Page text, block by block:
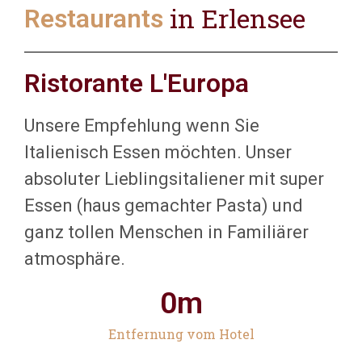
Restaurants in Erlensee
Ristorante L'Europa
Unsere Empfehlung wenn Sie
Italienisch Essen möchten. Unser
absoluter Lieblingsitaliener mit super
Essen (haus gemachter Pasta) und
ganz tollen Menschen in Familiärer
atmosphäre.
0m
Entfernung vom Hotel